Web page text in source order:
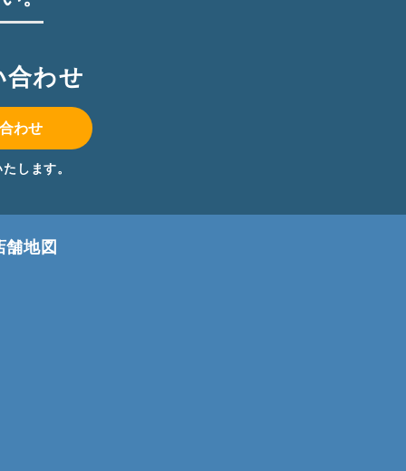
合わせ
わせ
します。
舗地図